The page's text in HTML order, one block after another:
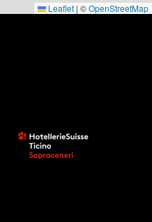
Leaflet | ©OpenStreetMap